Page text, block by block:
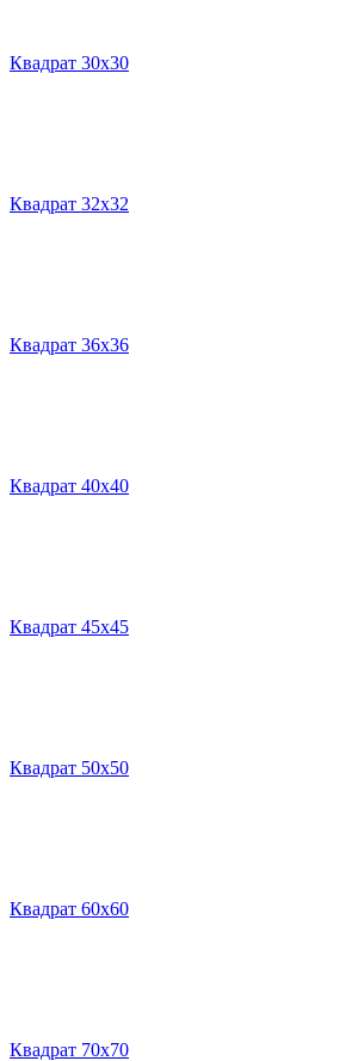
Квадрат 30х30
Квадрат 32х32
Квадрат 36х36
Квадрат 40х40
Квадрат 45х45
Квадрат 50х50
Квадрат 60х60
Квадрат 70х70